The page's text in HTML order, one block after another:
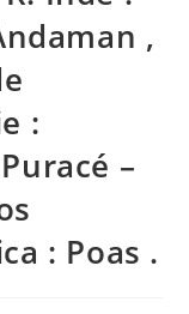
,
:
–
: Poas .